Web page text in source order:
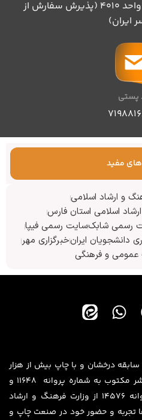
شیراز، مجتمع خلیج فارس، واحد ۴۰۱۰ (پذیرش سفارش از
ایران)
پستی
مفید
و ارشاد اسلامی
اسلامی استان فارس
رسمی شابکسایت رسمی فیپا
دانشجویان ایرانخبرگزاری مهر
عمومی و فرهنگی
درخشان و با چاپ بیش از هزار
عنوان کتاب دارای مجوز رسمی نشر مکتوب به شماره پروانه ۱۱۶۴۸ و
مجوز نشر دیجیتال به شماره پروانه 14576 از وزارت فرهنگ و ارشاد
تجربه و حضور خود در صنعت چاپ و